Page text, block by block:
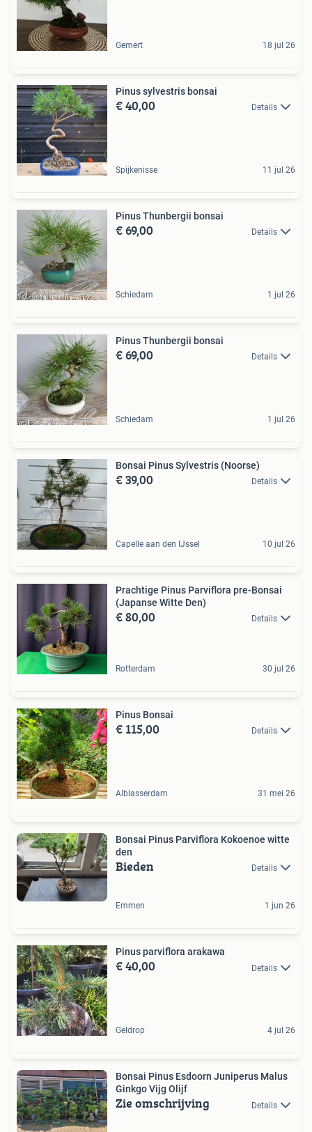
Gemert 18 jul 26
Pinus sylvestris bonsai
€ 40,00 Details
Spijkenisse 11 jul 26
Pinus Thunbergii bonsai
€ 69,00 Details
Schiedam 1 jul 26
Pinus Thunbergii bonsai
€ 69,00 Details
Schiedam 1 jul 26
Bonsai Pinus Sylvestris (Noorse)
€ 39,00 Details
Capelle aan den IJssel 10 jul 26
Prachtige Pinus Parviflora pre-Bonsai
(Japanse Witte Den)
€ 80,00 Details
Rotterdam 30 jul 26
Pinus Bonsai
€ 115,00 Details
Alblasserdam 31 mei 26
Bonsai Pinus Parviflora Kokoenoe witte
den
Bieden Details
Emmen 1 jun 26
Pinus parviflora arakawa
€ 40,00 Details
Geldrop 4 jul 26
Bonsai Pinus Esdoorn Juniperus Malus
Ginkgo Vijg Olijf
Zie omschrijving Details